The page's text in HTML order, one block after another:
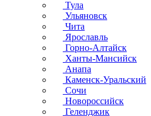
Тула
Ульяновск
Чита
Ярославль
Горно-Алтайск
Ханты-Мансийск
Анапа
Каменск-Уральский
Сочи
Новороссийск
Геленджик